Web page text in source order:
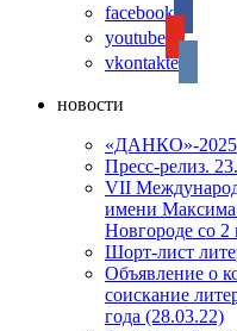
facebook
youtube
vkontakte
новости
«ДАНКО»-2025
Пресс-релиз.
VII
имени Максима
Новгороде со 2
Шорт-лист
Объявление о
соискание
года (28.03.22)